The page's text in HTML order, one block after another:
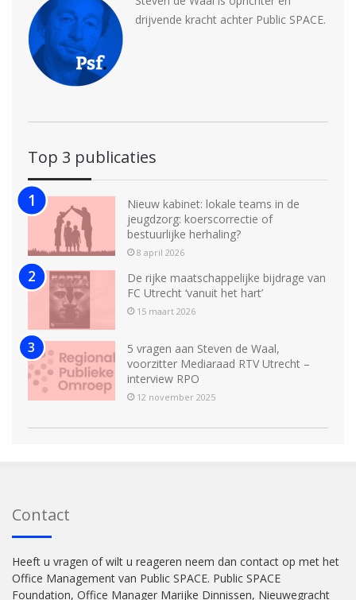
drijvende kracht achter Public SPACE.
Top 3 publicaties
Nieuw kabinet: lokale teams in de
jeugdzorg: koerscorrectie of
bestuurlijke herhaling?
8 april 2026
De rijke maatschappelijke bijdrage van
FC Utrecht ‘vanuit het hart’
15 maart 2026
5 vragen aan Steven de Waal,
voorzitter Mediaraad RTV Utrecht –
interview RPO
12 november 2025
Contact
Heeft u vragen of wilt u reageren neem dan contact op met het
Office Management van Public SPACE. Public SPACE
Foundation, Office Manager Marijke Dinnissen, Nieuwegracht